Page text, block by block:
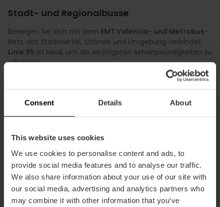
Consent Details About
This website uses cookies
We use cookies to personalise content and ads, to
provide social media features and to analyse our traffic.
We also share information about your use of our site with
our social media, advertising and analytics partners who
may combine it with other information that you’ve
Stadt- und Regionalbusse
Bewegen Sie sich mit dem EMT Valencia- und Metrobus-
Netz, das Stadtviertel, Strände und Umgebung verbindet.
Linie 95 ist ideal, um die wichtigsten Sehenswürdigkeiten zu
erkunden.
Mehr ansehen